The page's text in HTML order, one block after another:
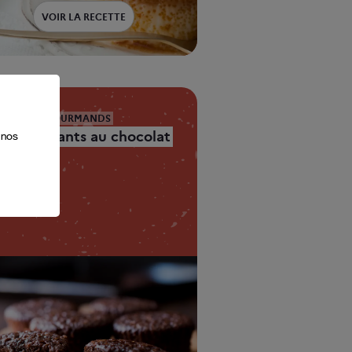
VOIR LA RECETTE
DESSERTS GOURMANDS
au chocolat